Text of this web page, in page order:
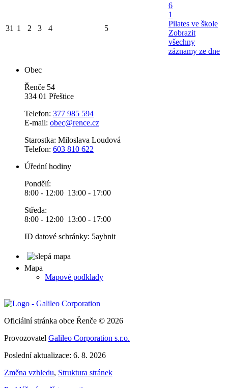
31 1 2 3 4 5
6
1
Pilates ve škole
Zobrazit
všechny
záznamy ze dne
Obec
Řenče 54
334 01 Přeštice
Telefon: 377 985 594
E-mail: obec@rence.cz
Starostka: Miloslava Loudová
Telefon: 603 810 622
Úřední hodiny
Pondělí:
8:00 - 12:00 13:00 - 17:00
Středa:
8:00 - 12:00 13:00 - 17:00
ID datové schránky: 5aybnit
Mapa
Mapové podklady
Oficiální stránka obce Řenče © 2026
Provozovatel Galileo Corporation s.r.o.
Poslední aktualizace: 6. 8. 2026
Změna vzhledu, Struktura stránek